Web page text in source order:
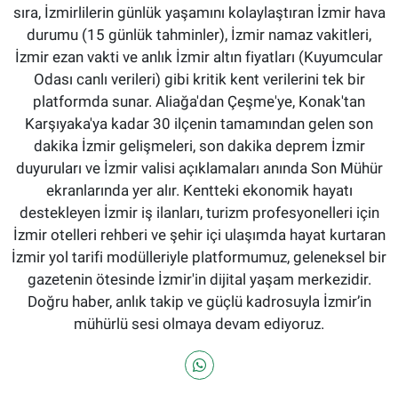
sıra, İzmirlilerin günlük yaşamını kolaylaştıran İzmir hava
durumu (15 günlük tahminler), İzmir namaz vakitleri,
İzmir ezan vakti ve anlık İzmir altın fiyatları (Kuyumcular
Odası canlı verileri) gibi kritik kent verilerini tek bir
platformda sunar. Aliağa'dan Çeşme'ye, Konak'tan
Karşıyaka'ya kadar 30 ilçenin tamamından gelen son
dakika İzmir gelişmeleri, son dakika deprem İzmir
duyuruları ve İzmir valisi açıklamaları anında Son Mühür
ekranlarında yer alır. Kentteki ekonomik hayatı
destekleyen İzmir iş ilanları, turizm profesyonelleri için
İzmir otelleri rehberi ve şehir içi ulaşımda hayat kurtaran
İzmir yol tarifi modülleriyle platformumuz, geleneksel bir
gazetenin ötesinde İzmir'in dijital yaşam merkezidir.
Doğru haber, anlık takip ve güçlü kadrosuyla İzmir’in
mühürlü sesi olmaya devam ediyoruz.